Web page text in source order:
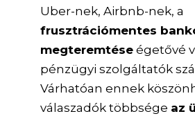
Uber-nek, Airbnb-nek, a
frusztrációmentes
megteremtéseégetővé
pénzügyi szolgáltatók
Várhatóan ennek
válaszadók többsége az